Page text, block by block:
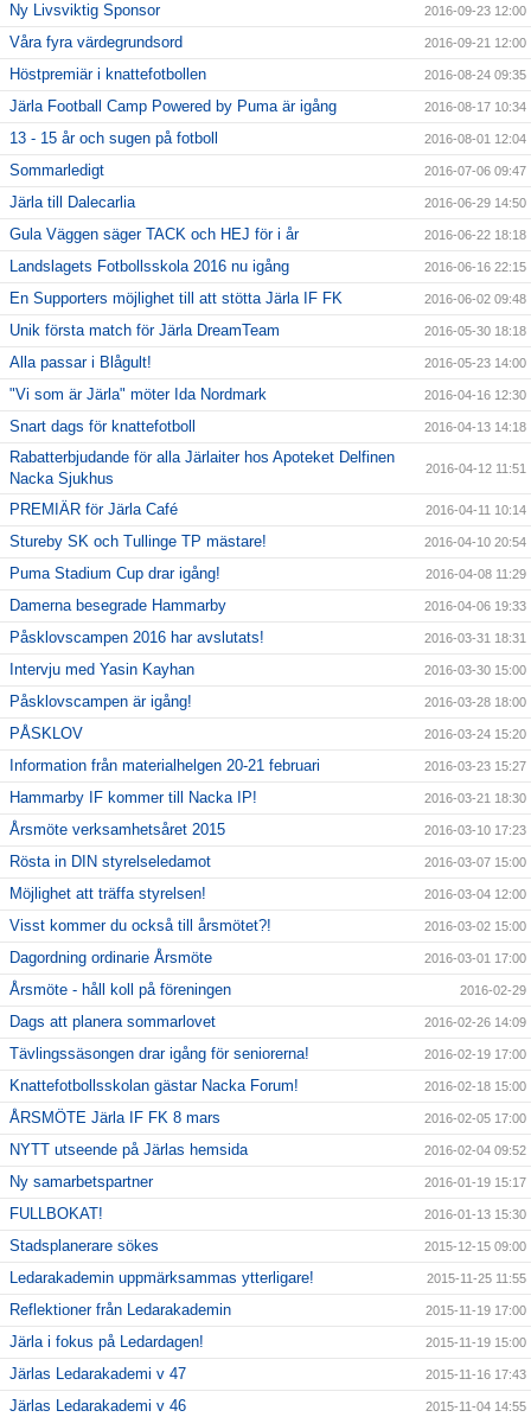
Ny Livsviktig Sponsor 2016-09-23 12:00
Våra fyra värdegrundsord 2016-09-21 12:00
Höstpremiär i knattefotbollen 2016-08-24 09:35
Järla Football Camp Powered by Puma är igång 2016-08-17 10:34
13 - 15 år och sugen på fotboll 2016-08-01 12:04
Sommarledigt 2016-07-06 09:47
Järla till Dalecarlia 2016-06-29 14:50
Gula Väggen säger TACK och HEJ för i år 2016-06-22 18:18
Landslagets Fotbollsskola 2016 nu igång 2016-06-16 22:15
En Supporters möjlighet till att stötta Järla IF FK 2016-06-02 09:48
Unik första match för Järla DreamTeam 2016-05-30 18:18
Alla passar i Blågult! 2016-05-23 14:00
"Vi som är Järla" möter Ida Nordmark 2016-04-16 12:30
Snart dags för knattefotboll 2016-04-13 14:18
Rabatterbjudande för alla Järlaiter hos Apoteket Delfinen
Nacka Sjukhus
2016-04-12 11:51
PREMIÄR för Järla Café 2016-04-11 10:14
Stureby SK och Tullinge TP mästare! 2016-04-10 20:54
Puma Stadium Cup drar igång! 2016-04-08 11:29
Damerna besegrade Hammarby 2016-04-06 19:33
Påsklovscampen 2016 har avslutats! 2016-03-31 18:31
Intervju med Yasin Kayhan 2016-03-30 15:00
Påsklovscampen är igång! 2016-03-28 18:00
PÅSKLOV 2016-03-24 15:20
Information från materialhelgen 20-21 februari 2016-03-23 15:27
Hammarby IF kommer till Nacka IP! 2016-03-21 18:30
Årsmöte verksamhetsåret 2015 2016-03-10 17:23
Rösta in DIN styrelseledamot 2016-03-07 15:00
Möjlighet att träffa styrelsen! 2016-03-04 12:00
Visst kommer du också till årsmötet?! 2016-03-02 15:00
Dagordning ordinarie Årsmöte 2016-03-01 17:00
Årsmöte - håll koll på föreningen 2016-02-29
Dags att planera sommarlovet 2016-02-26 14:09
Tävlingssäsongen drar igång för seniorerna! 2016-02-19 17:00
Knattefotbollsskolan gästar Nacka Forum! 2016-02-18 15:00
ÅRSMÖTE Järla IF FK 8 mars 2016-02-05 17:00
NYTT utseende på Järlas hemsida 2016-02-04 09:52
Ny samarbetspartner 2016-01-19 15:17
FULLBOKAT! 2016-01-13 15:30
Stadsplanerare sökes 2015-12-15 09:00
Ledarakademin uppmärksammas ytterligare! 2015-11-25 11:55
Reflektioner från Ledarakademin 2015-11-19 17:00
Järla i fokus på Ledardagen! 2015-11-19 15:00
Järlas Ledarakademi v 47 2015-11-16 17:43
Järlas Ledarakademi v 46 2015-11-04 14:55